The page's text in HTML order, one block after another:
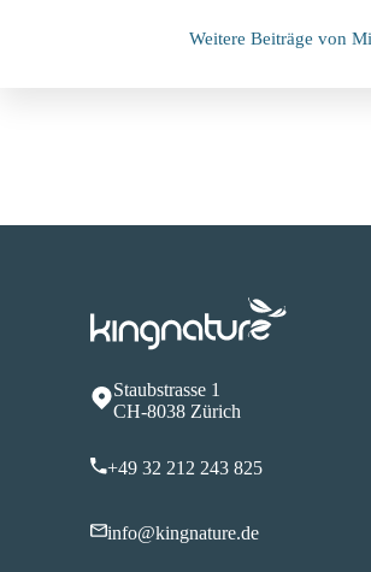
Weitere Beiträge von
Staubstrasse 1
CH-8038 Zürich
+49 32 212 243 825
info@kingnature.de